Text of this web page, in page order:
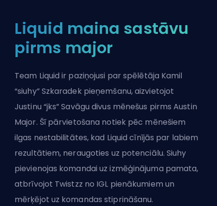
Liquid maina sastāvu
pirms major
Team Liquid ir paziņojusi par spēlētāja Kamil
“siuhy” Szkaradek pieņemšanu, aizvietojot
Justinu “jks” Savāgu divus mēnešus pirms Austin
Major. Šī pārvietošana notiek pēc mēnešiem
ilgas nestabilitātes, kad Liquid cīnījās par labiem
rezultātiem, neraugoties uz potenciālu. Siuhy
pievienojas komandai uz izmēģinājuma pamata,
atbrīvojot Twistzz no IGL pienākumiem un
mērķējot uz komandas stiprināšanu.